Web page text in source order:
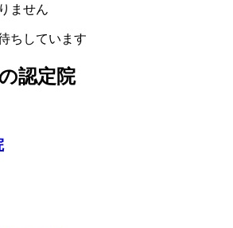
ません
ちしています
認定院